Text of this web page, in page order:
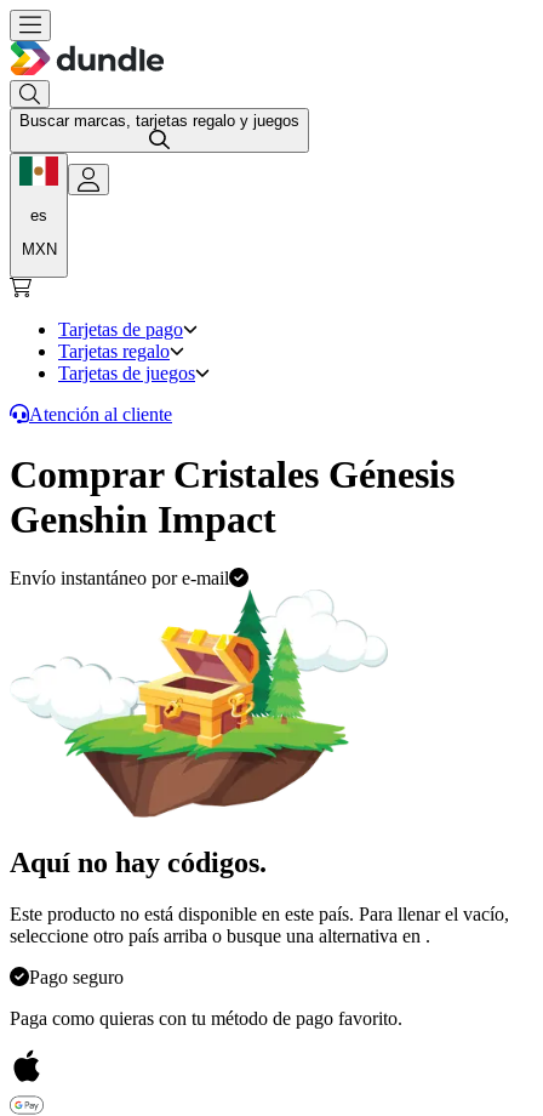
Buscar marcas, tarjetas regalo y juegos
es
MXN
Tarjetas de pago
Tarjetas regalo
Tarjetas de juegos
Atención al cliente
Comprar Cristales Génesis
Genshin Impact
Envío instantáneo por e-mail
Aquí no hay códigos.
Este producto no está disponible en este país. Para llenar el vacío,
seleccione otro país arriba o busque una alternativa en .
Pago seguro
Paga como quieras con tu método de pago favorito.